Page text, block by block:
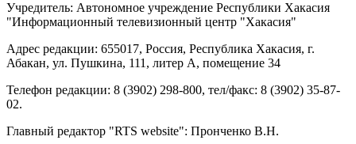
Учредитель: Автономное учреждение Республики Хакасия
"Информационный телевизионный центр "Хакасия"
Адрес редакции: 655017, Россия, Республика Хакасия, г.
Абакан, ул. Пушкина, 111, литер А, помещение 34
Телефон редакции: 8 (3902) 298-800, тел/факс: 8 (3902) 35-87-
02.
Главный редактор "RTS website": Пронченко В.Н.